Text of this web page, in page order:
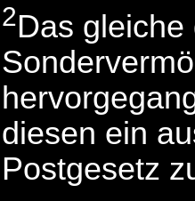
2Das
diesen ein
Postgesetz